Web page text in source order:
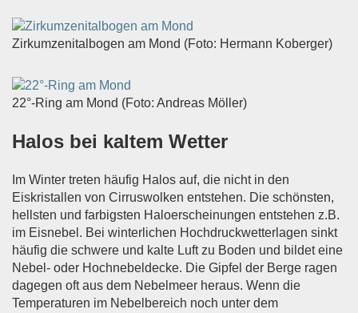
Zirkumzenitalbogen am Mond (Foto: Hermann Koberger)
22°-Ring am Mond (Foto: Andreas Möller)
Halos bei kaltem Wetter
Im Winter treten häufig Halos auf, die nicht in den
Eiskristallen von Cirruswolken entstehen. Die schönsten,
hellsten und farbigsten Haloerscheinungen entstehen z.B.
im Eisnebel. Bei winterlichen Hochdruckwetterlagen sinkt
häufig die schwere und kalte Luft zu Boden und bildet eine
Nebel- oder Hochnebeldecke. Die Gipfel der Berge ragen
dagegen oft aus dem Nebelmeer heraus. Wenn die
Temperaturen im Nebelbereich noch unter dem